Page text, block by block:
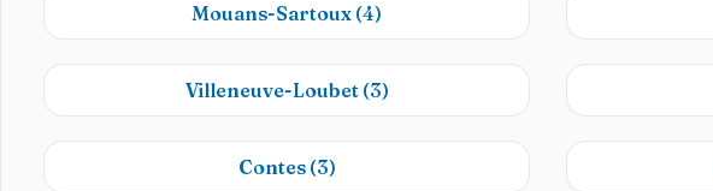
Mouans-Sartoux (4)
Villeneuve-Loubet (3)
Contes (3)